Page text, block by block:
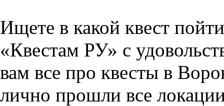
Ищете в какой квест
«Квестам РУ» с
вам все про квесты в
лично прошли все